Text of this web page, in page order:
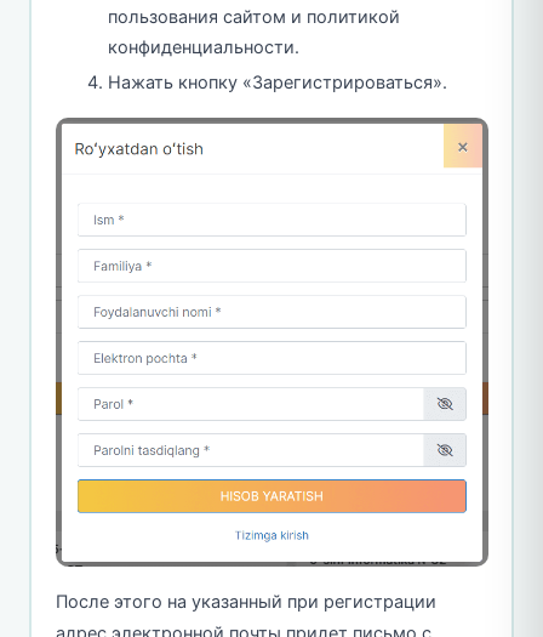
пользования сайтом и политикой
конфиденциальности.
Нажать кнопку «Зарегистрироваться».
После этого на указанный при регистрации